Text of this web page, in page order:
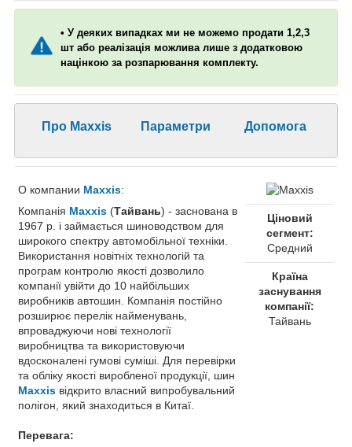
• У деяких випадках ми не можемо продати 1,2,3
шт або реалізація можлива лише з додатковою
націнкою за розпарювання комплекту.
Про Maxxis Параметри Допомога
О компании Maxxis:
Компанія Maxxis (Тайвань) - заснована в
1967 р. і займається шиноводством для
широкого спектру автомобільної техніки.
Використання новітніх технологій та
програм контролю якості дозволило
компанії увійти до 10 найбільших
виробників автошин. Компанія постійно
розширює перелік найменувань,
впроваджуючи нові технології
виробництва та використовуючи
вдосконалені гумові суміші. Для перевірки
та обліку якості виробленої продукції, шин
Maxxis відкрито власний випробувальний
полігон, який знаходиться в Китаї.
Перевага:
Ціновий
сегмент:
Средний
Країна
заснування
компанії:
Тайвань